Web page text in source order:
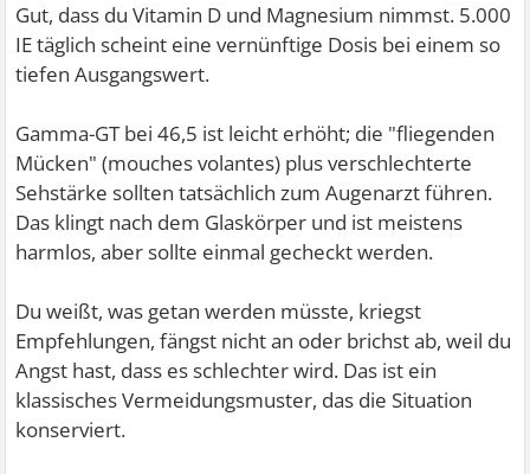
Gut, dass du Vitamin D und Magnesium nimmst. 5.000
IE täglich scheint eine vernünftige Dosis bei einem so
tiefen Ausgangswert.
Gamma-GT bei 46,5 ist leicht erhöht; die "fliegenden
Mücken" (mouches volantes) plus verschlechterte
Sehstärke sollten tatsächlich zum Augenarzt führen.
Das klingt nach dem Glaskörper und ist meistens
harmlos, aber sollte einmal gecheckt werden.
Du weißt, was getan werden müsste, kriegst
Empfehlungen, fängst nicht an oder brichst ab, weil du
Angst hast, dass es schlechter wird. Das ist ein
klassisches Vermeidungsmuster, das die Situation
konserviert.